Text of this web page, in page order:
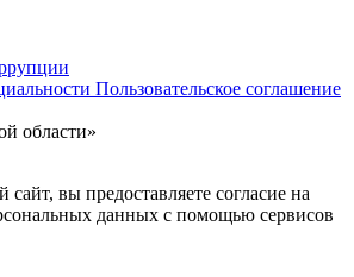
Пользовательское соглашение
области»
вы предоставляете согласие на
данных с помощью сервисов